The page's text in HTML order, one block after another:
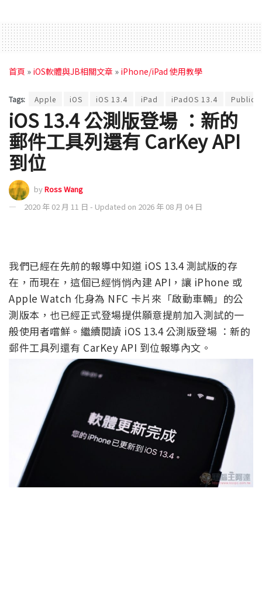
首頁 » iOS軟體與JB相關文章 » iPhone/iPad 使用教學
Tags: Apple iOS iOS 13.4 iPad iPadOS 13.4 Public
iOS 13.4 公測版登場 ：新的
郵件工具列還有 CarKey API
到位
byRoss Wang
2020 年 02 月 11 日 - Updated on 2026 年 08 月 04 日
我們已經在先前的報導中知道 iOS 13.4 測試版的存
在，而現在，這個已經悄悄內建 API，讓 iPhone 或
Apple Watch 化身為 NFC 卡片來「啟動車輛」的公
測版本，也已經正式登場提供願意提前加入測試的一
般使用者嚐鮮。繼續閱讀 iOS 13.4 公測版登場 ：新的
郵件工具列還有 CarKey API 到位報導內文。